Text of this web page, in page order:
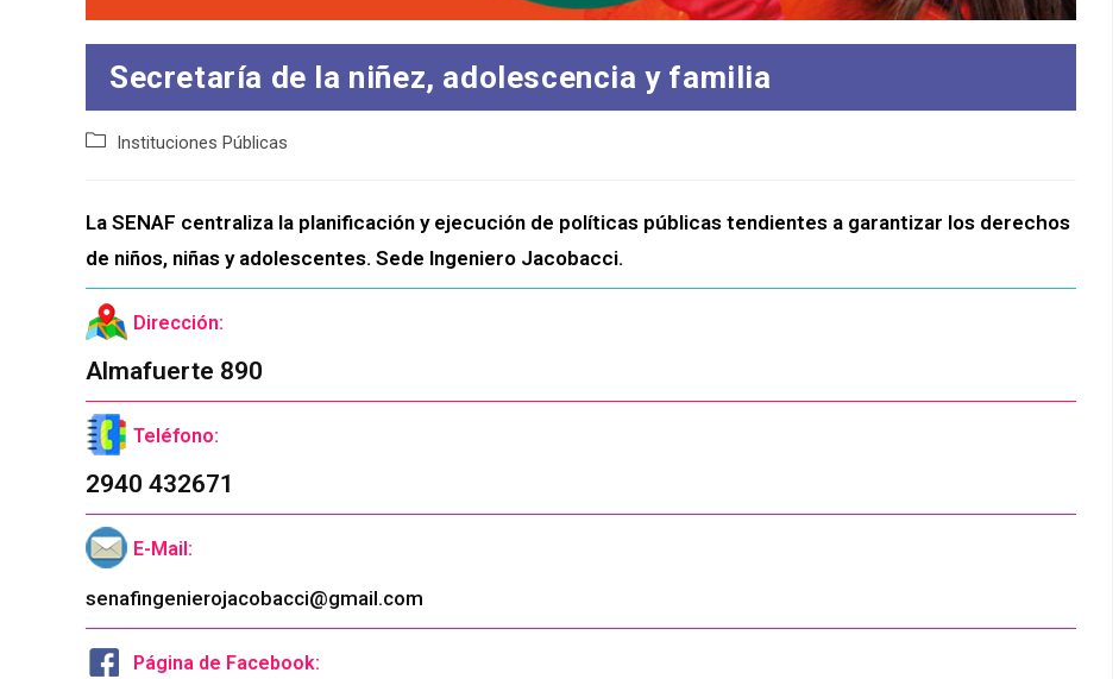
Secretaría de la niñez, adolescencia y familia
Categoría
entrada:
Instituciones Públicas
La SENAF centraliza la planificación y ejecución de políticas públicas tendientes a garantizar los derechos
de niños, niñas y adolescentes. Sede Ingeniero Jacobacci.
Dirección:
Almafuerte 890
Teléfono:
2940 432671
E-Mail:
senafingenierojacobacci@gmail.com
Página de Facebook: